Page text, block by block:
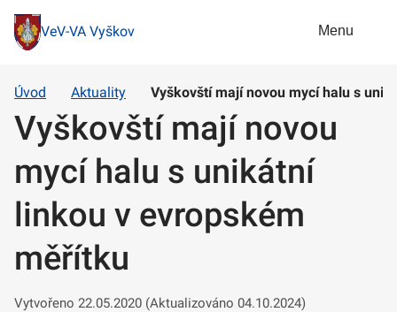
VeV-VA Vyškov Menu
Úvod Aktuality Vyškovští mají novou mycí halu s
Vyškovští mají novou
mycí halu s unikátní
linkou v evropském
měřítku
Vytvořeno 22.05.2020 (Aktualizováno 04.10.2024)